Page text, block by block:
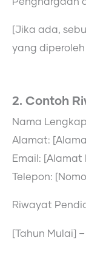
[Jika ada,
yang diperoleh
2. Contoh
Nama Lengkap
Alamat:
Email: [Alamat
Telepon:
Riwayat
[Tahun Mulai]